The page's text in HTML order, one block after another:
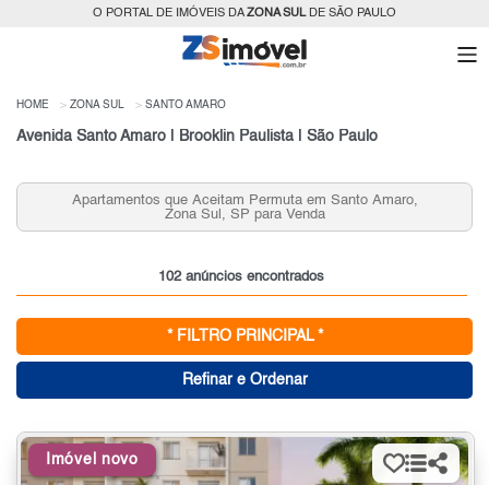
O PORTAL DE IMÓVEIS DAZONA SULDE SÃO PAULO
HOME ZONA SUL SANTO AMARO
Avenida Santo Amaro | Brooklin Paulista | São Paulo
Apartamentos que Aceitam Permuta em Santo Amaro,
Zona Sul, SP para Venda
102 anúncios encontrados
* FILTRO PRINCIPAL *
Refinar e Ordenar
Imóvel novo